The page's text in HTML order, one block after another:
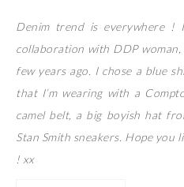
Denim trend is everywhere !
collaboration with DDP
few years ago. I chose a blue
that I’m wearing with a
camel belt, a big boyish hat
Stan Smith sneakers. Hope you
! xx